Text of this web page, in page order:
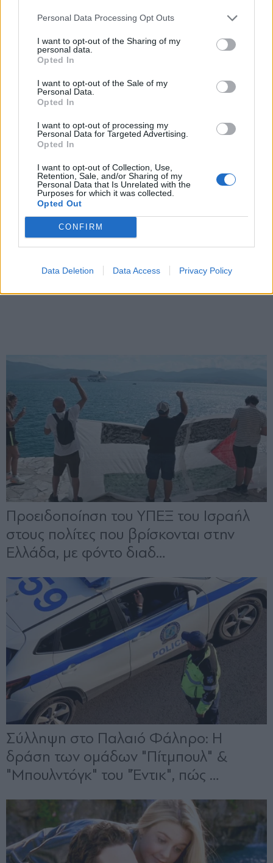
Personal Data Processing Opt Outs
I want to opt-out of the Sharing of my
personal data.
Opted In
I want to opt-out of the Sale of my
Personal Data.
Opted In
I want to opt-out of processing my
Personal Data for Targeted Advertising.
Opted In
I want to opt-out of Collection, Use,
Retention, Sale, and/or Sharing of my
Personal Data that Is Unrelated with the
Purposes for which it was collected.
Opted Out
CONFIRM
Data Deletion Data Access Privacy Policy
Αποδέχομαι τους
και την πολιτική απορρήτου
X